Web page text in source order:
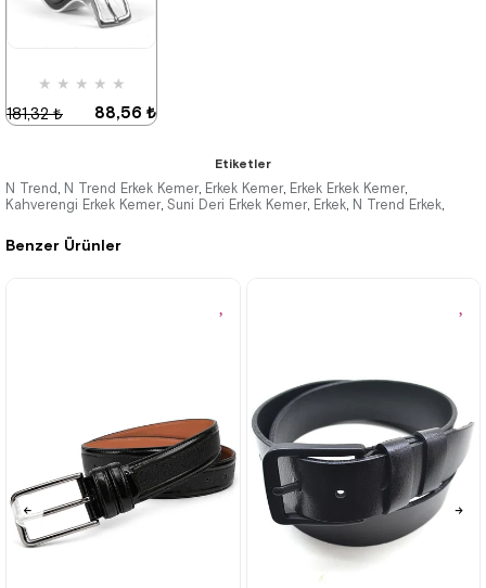
Benzer Ürünler
★ ★ ★ ★ ★
88,56 ₺
181,32 ₺
%51İndirim
Etiketler
N Trend , N Trend Erkek Kemer, Erkek Kemer, Erkek Erkek Kemer,
Kahverengi Erkek Kemer, Suni Deri Erkek Kemer, Erkek, N Trend Erkek,